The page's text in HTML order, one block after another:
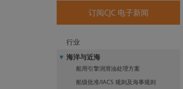
订阅CJC 电子新闻
行业
海洋与近海
船用引擎润滑油处理方案
船级批准/IACS 规则及海事规则